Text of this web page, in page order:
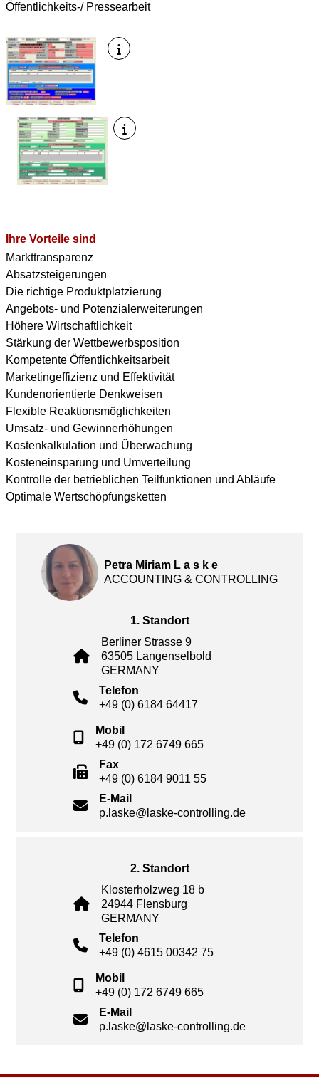
Öffentlichkeits-/ Pressearbeit
Ihre Vorteile sind
Markttransparenz
Absatzsteigerungen
Die richtige Produktplatzierung
Angebots- und Potenzialerweiterungen
Höhere Wirtschaftlichkeit
Stärkung der Wettbewerbsposition
Kompetente Öffentlichkeitsarbeit
Marketingeffizienz und Effektivität
Kundenorientierte Denkweisen
Flexible Reaktionsmöglichkeiten
Umsatz- und Gewinnerhöhungen
Kostenkalkulation und Überwachung
Kosteneinsparung und Umverteilung
Kontrolle der betrieblichen Teilfunktionen und Abläufe
Optimale Wertschöpfungsketten
Petra Miriam L a s k e
ACCOUNTING & CONTROLLING
1. Standort
Berliner Strasse 9
63505 Langenselbold
GERMANY
Telefon
+49 (0) 6184 64417
Mobil
+49 (0) 172 6749 665
Fax
+49 (0) 6184 9011 55
E-Mail
p.laske@laske-controlling.de
2. Standort
Klosterholzweg 18 b
24944 Flensburg
GERMANY
Telefon
+49 (0) 4615 00342 75
Mobil
+49 (0) 172 6749 665
E-Mail
p.laske@laske-controlling.de